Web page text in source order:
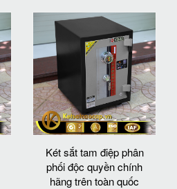
Két sắt tam điệp phân
phối độc quyền chính
hãng trên toàn quốc